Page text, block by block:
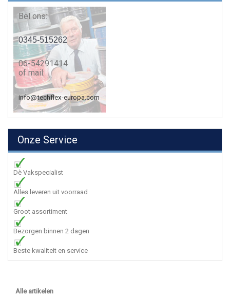
Bel ons:
0345-515262
06-54291414
of mail:
info@techflex-europa.com
Onze Service
Dè Vakspecialist
Alles leveren uit voorraad
Groot assortiment
Bezorgen binnen 2 dagen
Beste kwaliteit en service
Alle artikelen